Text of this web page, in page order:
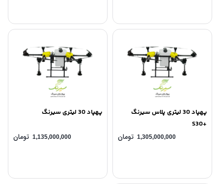
پهپاد 30 لیتری پلاس سیرنگ
+S30
1,305,000,000 تومان
پهپاد 30 لیتری سیرنگ
1,135,000,000 تومان